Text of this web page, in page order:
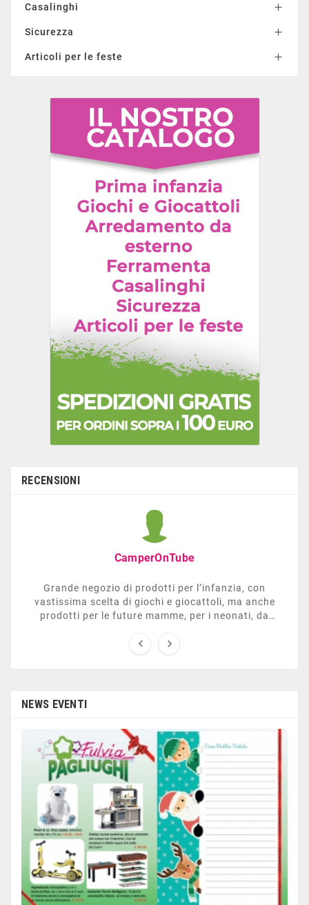
Casalinghi 
Sicurezza 
Articoli per le feste 
RECENSIONI
CamperOnTube
Grande negozio di prodotti per l’infanzia, con
vastissima scelta di giochi e giocattoli, ma anche
prodotti per le future mamme, per i neonati, da
sezione dedicata all’arredo giardino, giochi all’aperto,
 
NEWS EVENTI